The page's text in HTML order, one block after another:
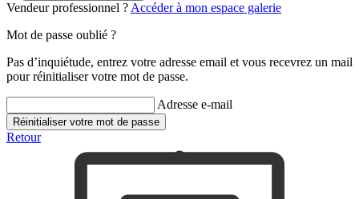
Vendeur professionnel ? Accéder à mon espace galerie
Mot de passe oublié ?
Pas d’inquiétude, entrez votre adresse email et vous recevrez un mail
pour réinitialiser votre mot de passe.
Adresse e-mail
Réinitialiser votre mot de passe
Retour